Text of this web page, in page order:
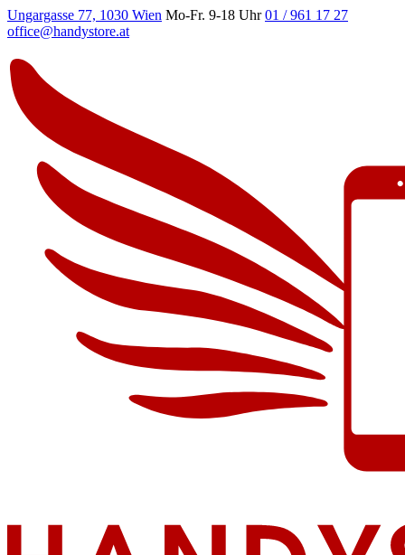
Ungargasse 77, 1030 Wien Mo-Fr. 9-18 Uhr 01 / 961 17 27
office@handystore.at